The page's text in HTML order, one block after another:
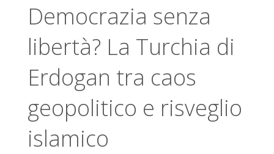
Democrazia senza
libertà? La Turchia di
Erdogan tra caos
geopolitico e risveglio
islamico